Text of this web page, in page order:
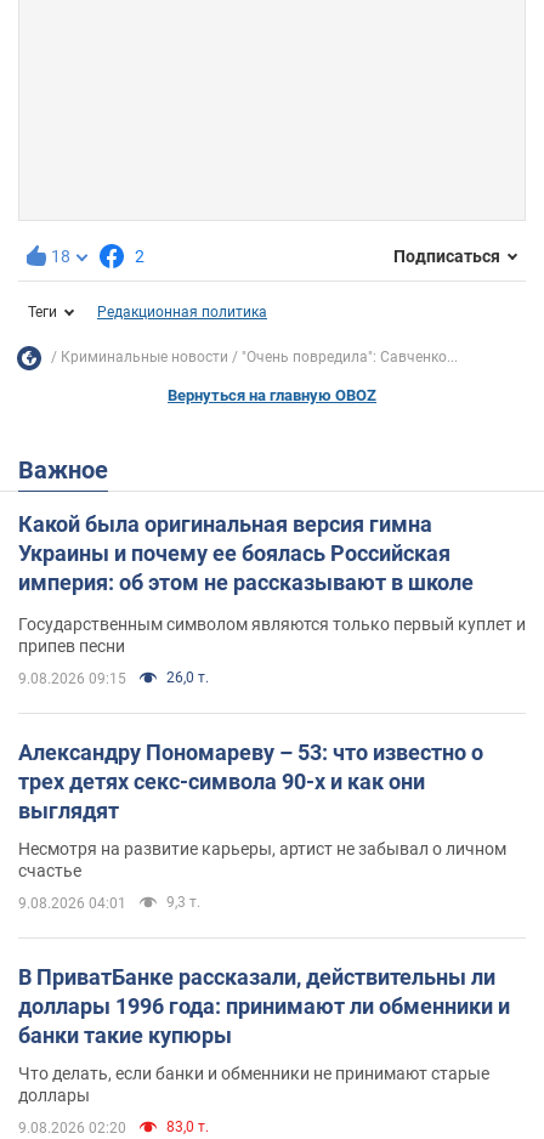
18 2 Подписаться
Теги Редакционная политика
Криминальные новости "Очень повредила": Савченко...
Вернуться на главную OBOZ
Важное
Какой была оригинальная версия гимна
Украины и почему ее боялась Российская
империя: об этом не рассказывают в школе
Государственным символом являются только первый куплет и
припев песни
9.08.2026 09:15 26,0 т.
Александру Пономареву – 53: что известно о
трех детях секс-символа 90-х и как они
выглядят
Несмотря на развитие карьеры, артист не забывал о личном
счастье
9.08.2026 04:01 9,3 т.
В ПриватБанке рассказали, действительны ли
доллары 1996 года: принимают ли обменники и
банки такие купюры
Что делать, если банки и обменники не принимают старые
доллары
9.08.2026 02:20 83,0 т.